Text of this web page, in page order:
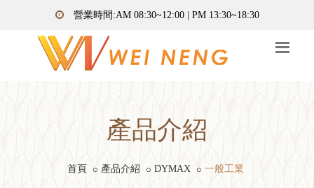
營業時間:AM 08:30~12:00 | PM 13:30~18:30
產品介紹
首頁 產品介紹 DYMAX 一般工業